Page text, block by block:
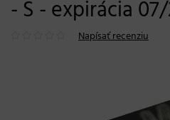
- S - expirácia
Napísať recenziu